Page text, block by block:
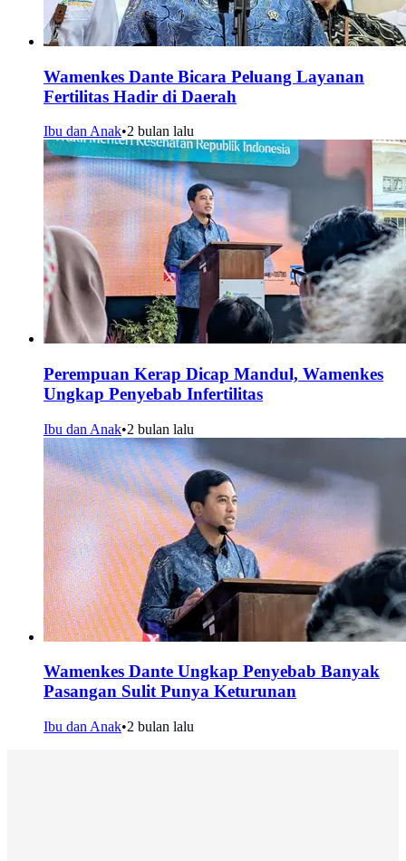
Wamenkes Dante Bicara Peluang Layanan
Fertilitas Hadir di Daerah
Ibu dan Anak•2 bulan lalu
Perempuan Kerap Dicap Mandul, Wamenkes
Ungkap Penyebab Infertilitas
Ibu dan Anak•2 bulan lalu
Wamenkes Dante Ungkap Penyebab Banyak
Pasangan Sulit Punya Keturunan
Ibu dan Anak•2 bulan lalu